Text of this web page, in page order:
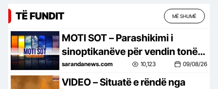
TË FUNDIT MË SHUMË
MOTI SOT – Parashikimi i
sinoptikanëve për vendin tonë,
për ditën e diel, 9 gusht 2026…
sarandanews.com 10,123 09/08/26
VIDEO – Situatë e rëndë nga